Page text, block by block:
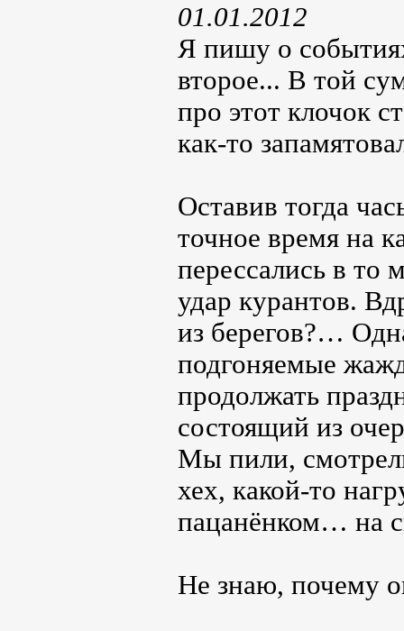
01.01.2012
Я пишу о
второе... В той
про этот клочок
как-то
Оставив тогда
точное время на
перессались в то
удар курантов.
из берегов?…
подгоняемые
продолжать
состоящий из
Мы пили,
хех, какой-то
пацанёнком… на
Не знаю, почему